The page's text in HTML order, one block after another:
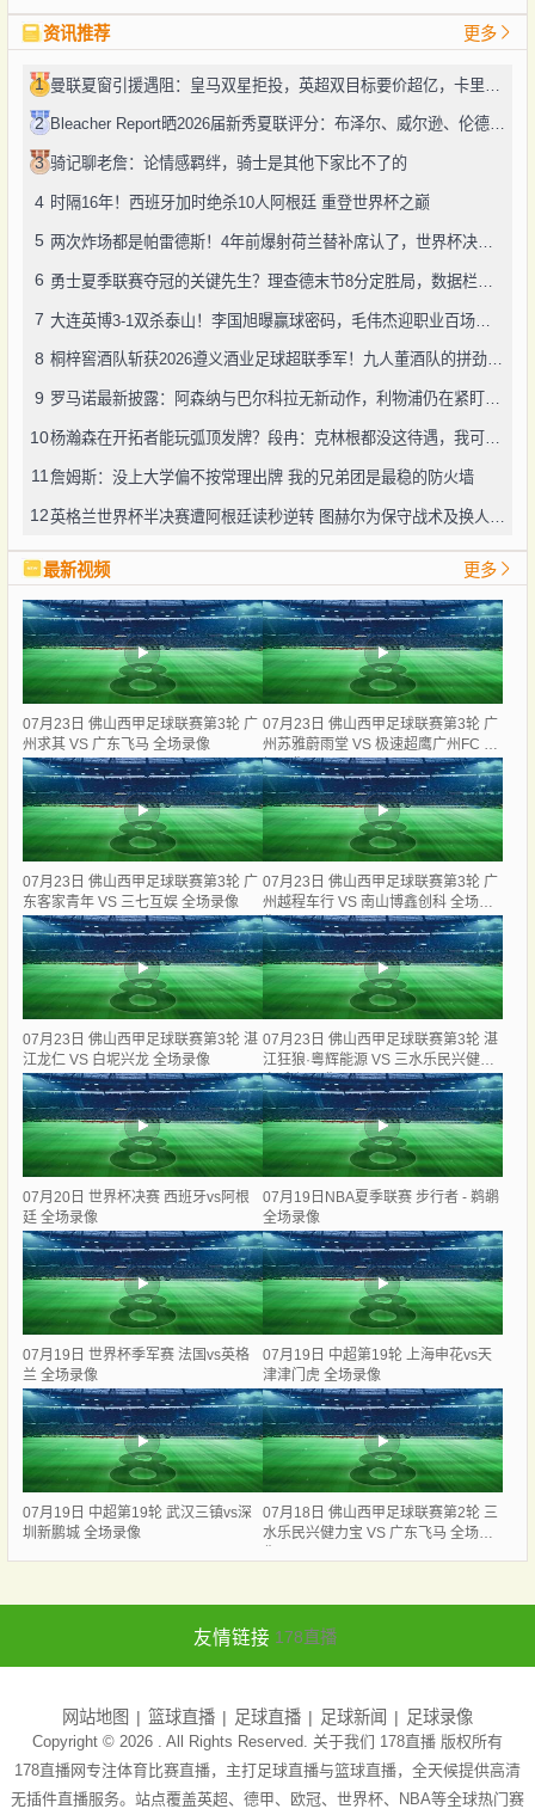
资讯推荐 更多
1
2 Bleacher Report晒2026届新秀夏联评分：布泽尔、威尔逊、伦德博格摘A
3 骑记聊老詹：论情感羁绊，骑士是其他下家比不了的
4 时隔16年！西班牙加时绝杀10人阿根廷 重登世界杯之巅
5 两次炸场都是帕雷德斯！4年前爆射荷兰替补席认了，世界杯决赛再演冲突
6
7 大连英博3-1双杀泰山！李国旭曝赢球密码，毛伟杰迎职业百场里程碑
8 桐梓窖酒队斩获2026遵义酒业足球超联季军！九人董酒队的拼劲太戳人
9 罗马诺最新披露：阿森纳与巴尔科拉无新动作，利物浦仍在紧盯目标
10 杨瀚森在开拓者能玩弧顶发牌？段冉：克林根都没这待遇，我可不太看好
11詹姆斯：没上大学偏不按常理出牌 我的兄弟团是最稳的防火墙
12
最新视频 更多
07月23日 佛山西甲足球联赛第3轮 广
州求其 VS 广东飞马 全场录像
07月23日 佛山西甲足球联赛第3轮 广
州苏雅蔚雨堂 VS 极速超鹰广州FC 全
场录像
07月23日 佛山西甲足球联赛第3轮 广
东客家青年 VS 三七互娱 全场录像
07月23日 佛山西甲足球联赛第3轮 广
州越程车行 VS 南山博鑫创科 全场录
像
07月23日 佛山西甲足球联赛第3轮 湛
江龙仁 VS 白坭兴龙 全场录像
07月23日 佛山西甲足球联赛第3轮 湛
江狂狼·粵辉能源 VS 三水乐民兴健力
宝 全场录像
07月20日 世界杯决赛 西班牙vs阿根
廷 全场录像
07月19日NBA夏季联赛 步行者 - 鹈鹕
全场录像
07月19日 世界杯季军赛 法国vs英格
兰 全场录像
07月19日 中超第19轮 上海申花vs天
津津门虎 全场录像
07月19日 中超第19轮 武汉三镇vs深
圳新鹏城 全场录像
07月18日 佛山西甲足球联赛第2轮 三
水乐民兴健力宝 VS 广东飞马 全场录
友情链接 178直播
网站地图 篮球直播 足球直播 足球新闻 足球录像
Copyright © 2026 . All Rights Reserved. 关于我们 178直播 版权所有
178直播网专注体育比赛直播，主打足球直播与篮球直播，全天候提供高清
无插件直播服务。站点覆盖英超、德甲、欧冠、世界杯、NBA等全球热门赛